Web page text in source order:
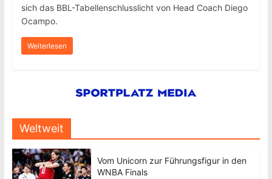
sich das BBL-Tabellenschlusslicht von Head Coach Diego
Ocampo.
Weiterlesen
Weltweit
Vom Unicorn zur Führungsfigur in den
WNBA Finals